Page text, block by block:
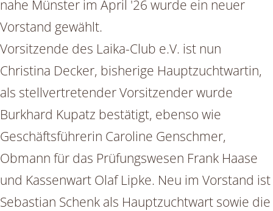
nahe Münster im April '26 wurde ein neuer
Vorstand gewählt.
Vorsitzende des Laika-Club e.V. ist nun
Christina Decker, bisherige Hauptzuchtwartin,
als stellvertretender Vorsitzender wurde
Burkhard Kupatz bestätigt, ebenso wie
Geschäftsführerin Caroline Genschmer,
Obmann für das Prüfungswesen Frank Haase
und Kassenwart Olaf Lipke. Neu im Vorstand ist
Sebastian Schenk als Hauptzuchtwart sowie die